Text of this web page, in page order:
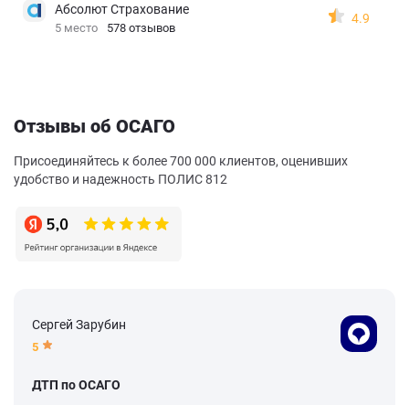
Абсолют Страхование
5 место 578 отзывов
4.9
Отзывы об ОСАГО
Присоединяйтесь к более 700 000 клиентов, оценивших
удобство и надежность ПОЛИС 812
Сергей Зарубин
5
ДТП по ОСАГО